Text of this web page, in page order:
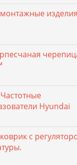
изделия
Hyundai
с